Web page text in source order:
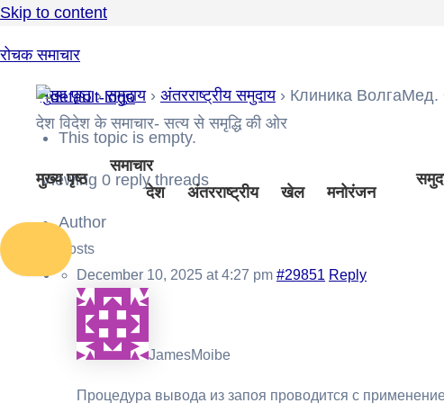
Skip to content
रोचक समाचार
देश विदेश के समाचार- सत्य से समृद्धि की ओर
मुख्य पृष्ठ
समाचार
देश
अंतरराष्ट्रीय खेल मनोरंजन
मुख्य पृष्ठ › समुदाय › अंतरराष्ट्रीय समुदाय › Клиника
This topic is empty.
Viewing 0 reply threads
Author
Posts
December 10, 2025 at 4:27 pm #29851 Reply
JamesMoibe
Процедура вывода из запоя проводится с